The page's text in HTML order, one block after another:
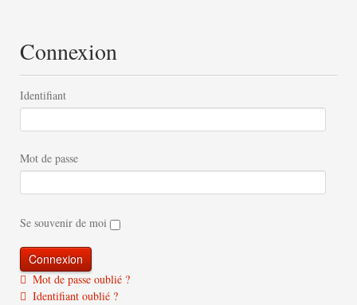
Connexion
Identifiant
Mot de passe
Se souvenir de moi
Mot de passe oublié ?
Identifiant oublié ?